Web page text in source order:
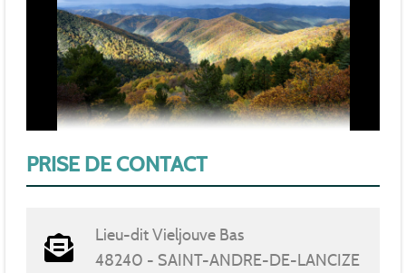
PRISE DE CONTACT
Lieu-dit Vieljouve Bas
48240 - SAINT-ANDRE-DE-LANCIZE